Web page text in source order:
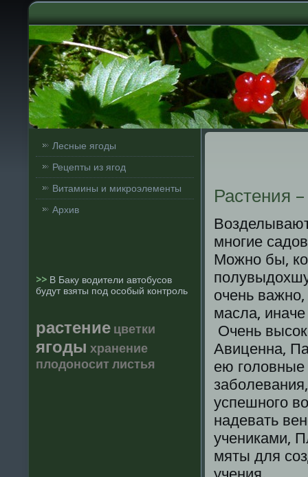
Лесные ягоды
Рецепты из ягод
Витамины и микроэлементы
Архив
>> В Баку водители автобусов
будут взяты под особый контроль
растение цветки
ягоды хранение
плодоноситлистья
Растения
многие
Можно бы,
очень
масла, иначе
Очень
Авиценна,
ею головные
успешного
надевать
учениками,
мяты для